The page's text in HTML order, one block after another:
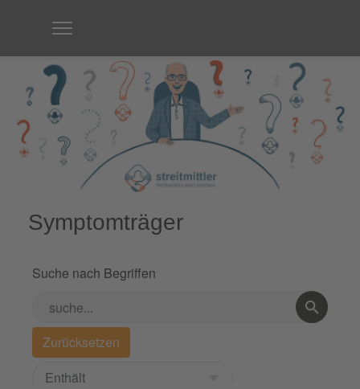
Symptomträger
Suche nach Begriffen